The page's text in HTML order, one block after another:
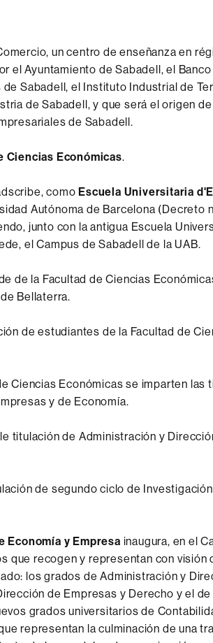
un centro de enseñanza en
el Ayuntamiento de Sabadell, el Banco
Sabadell, el Instituto Industrial de
de Sabadell, y que será el origen
de Sabadell.
Ciencias Económicas.
comoEscuela Universitaria
Autónoma de Barcelona (Decreto
junto con la antigua Escuela
el Campus de Sabadell de la UAB.
de la Facultad de Ciencias
Bellaterra.
de estudiantes de la Facultad de
Ciencias Económicas se imparten las
y de Economía.
titulación de Administración y
de segundo ciclo de
Economía y Empresa inaugura, en el
que recogen y representan con visión
los grados de Administración y
de Empresas y Derecho y el
grados universitarios de
representan la culminación de una